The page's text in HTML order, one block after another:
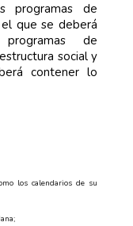
programas de
que se deberá
de
social y
contener lo
los calendarios de su